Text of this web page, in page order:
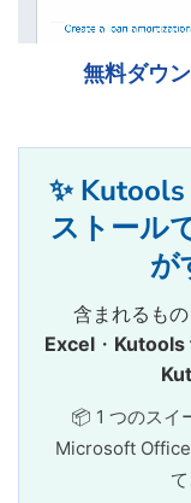
無料ダウ
✨
ストール
が
含まれるもの
Excel・
📦 1 つのスイ
Microsoft Office